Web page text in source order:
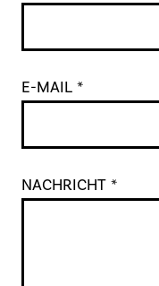
E-MAIL *
NACHRICHT *